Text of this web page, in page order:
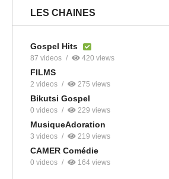
LES CHAINES
Gospel Hits
87 videos 420 views
FILMS
2 videos 275 views
Bikutsi Gospel
0 videos 229 views
MusiqueAdoration
3 videos 219 views
CAMER Comédie
0 videos 164 views